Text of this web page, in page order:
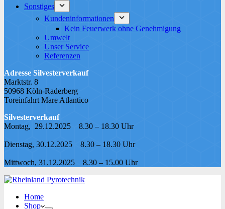
Sonstiges
Kundeninformationen
Kein Feuerwerk ohne Genehmigung
Umwelt
Unser Service
Referenzen
Adresse Silvesterverkauf
Marktstr. 8
50968 Köln-Raderberg
Toreinfahrt Mare Atlantico
Silvesterverkauf
Montag, 29.12.2025 8.30 – 18.30 Uhr
Dienstag, 30.12.2025 8.30 – 18.30 Uhr
Mittwoch, 31.12.2025 8.30 – 15.00 Uhr
Home
Shop